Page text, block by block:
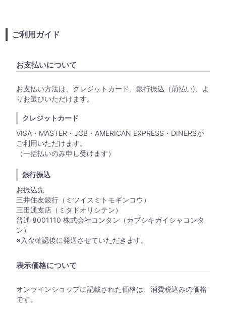
ご利用ガイド
お支払いについて
お支払い方法は、クレジットカード、銀行振込（前払い)、よ
りお選びいただけます。
クレジットカード
VISA・MASTER・JCB・AMERICAN EXPRESS・DINERSが
ご利用いただけます。
（一括払いのみ申し受けます）
銀行振込
お振込先
三井住友銀行（ミツイスミトモギンコウ）
三田通支店（ミタドオリシテン）
普通 8001110 株式会社コンタン（カブシキガイシャコンタ
ン）
※入金確認後に発送させていただきます。
表示価格について
オンラインショップに記載された価格は、消費税込みの価格
です。